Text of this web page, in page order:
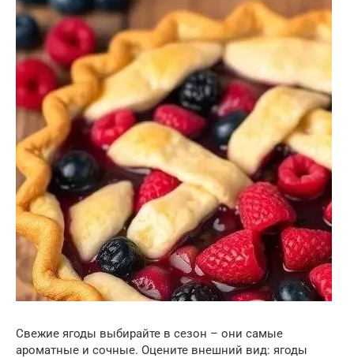
Свежие ягоды выбирайте в сезон – они самые
ароматные и сочные. Оцените внешний вид: ягоды